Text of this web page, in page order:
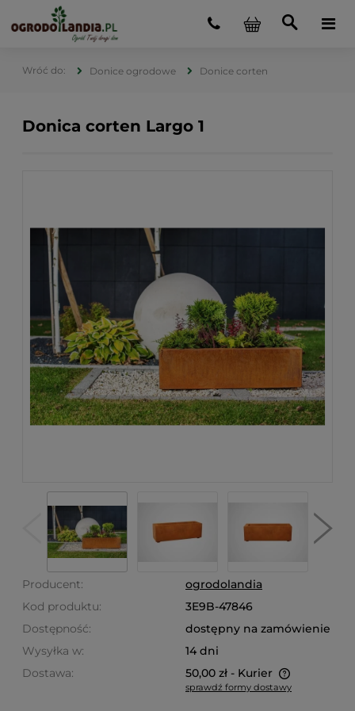
Donice ogrodowe Donice corten
Donica corten Largo 1
Producent:
ogrodolandia
Kod produktu:
3E9B-47846
Dostępność:
dostępny na zamówienie
Wysyłka w:
14 dni
Dostawa:
50,00 zł - Kurier
Cena nie zawiera ewentualnych kosztów płatności
sprawdź formy dostawy